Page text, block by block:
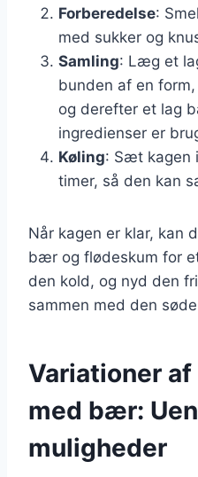
Forberedelse:
med sukker og
Samling: Læg et
bunden af en
og derefter et lag
ingredienser er
Køling: Sæt kagen
timer, så den kan
Når kagen er klar, kan
bær og flødeskum for
den kold, og nyd den
sammen med den
Variationer
med bær:
muligheder